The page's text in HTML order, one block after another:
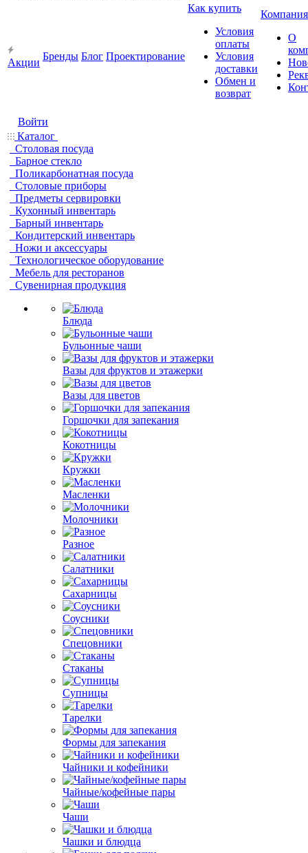
Акции
Бренды Блог Проектирование
Как купить
Условия
оплаты
Условия
доставки
Обмен и
возврат
Компания
О
Войти
Каталог
Столовая посуда
Барное стекло
Поликарбонатная посуда
Столовые приборы
Предметы сервировки
Кухонный инвентарь
Барный инвентарь
Кондитерский инвентарь
Ножи и аксессуары
Технологическое оборудование
Мебель для ресторанов
Сувенирная продукция
Блюда
Бульонные чаши
Вазы для фруктов и этажерки
Вазы для цветов
Горшочки для запекания
Кокотницы
Кружки
Масленки
Молочники
Разное
Салатники
Сахарницы
Соусники
Спецовники
Стаканы
Супницы
Тарелки
Формы для запекания
Чайники и кофейники
Чайные/кофейные пары
Чаши
Чашки и блюдца